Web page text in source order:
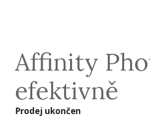
Affinity
efektivně
Prodej ukončen